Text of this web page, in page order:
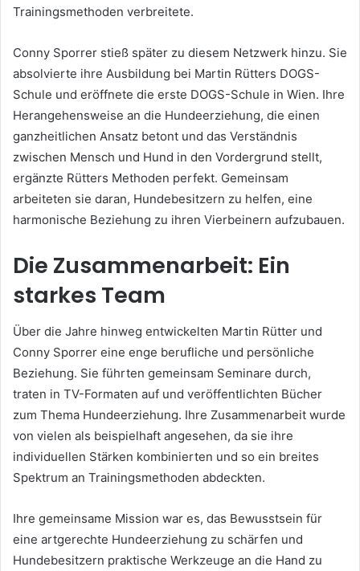
Trainingsmethoden verbreitete.
Conny Sporrer stieß später zu diesem Netzwerk hinzu. Sie
absolvierte ihre Ausbildung bei Martin Rütters DOGS-
Schule und eröffnete die erste DOGS-Schule in Wien. Ihre
Herangehensweise an die Hundeerziehung, die einen
ganzheitlichen Ansatz betont und das Verständnis
zwischen Mensch und Hund in den Vordergrund stellt,
ergänzte Rütters Methoden perfekt. Gemeinsam
arbeiteten sie daran, Hundebesitzern zu helfen, eine
harmonische Beziehung zu ihren Vierbeinern aufzubauen.
Die Zusammenarbeit: Ein
starkes Team
Über die Jahre hinweg entwickelten Martin Rütter und
Conny Sporrer eine enge berufliche und persönliche
Beziehung. Sie führten gemeinsam Seminare durch,
traten in TV-Formaten auf und veröffentlichten Bücher
zum Thema Hundeerziehung. Ihre Zusammenarbeit wurde
von vielen als beispielhaft angesehen, da sie ihre
individuellen Stärken kombinierten und so ein breites
Spektrum an Trainingsmethoden abdeckten.
Ihre gemeinsame Mission war es, das Bewusstsein für
eine artgerechte Hundeerziehung zu schärfen und
Hundebesitzern praktische Werkzeuge an die Hand zu